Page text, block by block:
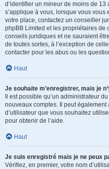
d’identifier un mineur de moins de 13
s’applique à vous, lorsque vous vous
votre place, contactez un conseiller
phpBB Limited et les propriétaires de
conseils juridiques et ne sauraient
de toutes sortes, à l’exception de
contacter pour les abus ou les
Haut
Je souhaite m’enregistrer, mais je
Il est possible qu’un administrateur
nouveaux comptes. Il peut
d’utilisateur que vous souhaitez
pour obtenir de l’aide.
Haut
Je suis enregistré mais je ne peux
Vérifiez, en premier, votre nom